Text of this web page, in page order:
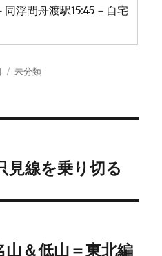
同浮間舟渡駅15:45－自宅
カ
未分類
見線を乗り切る
＆低山＝東北編